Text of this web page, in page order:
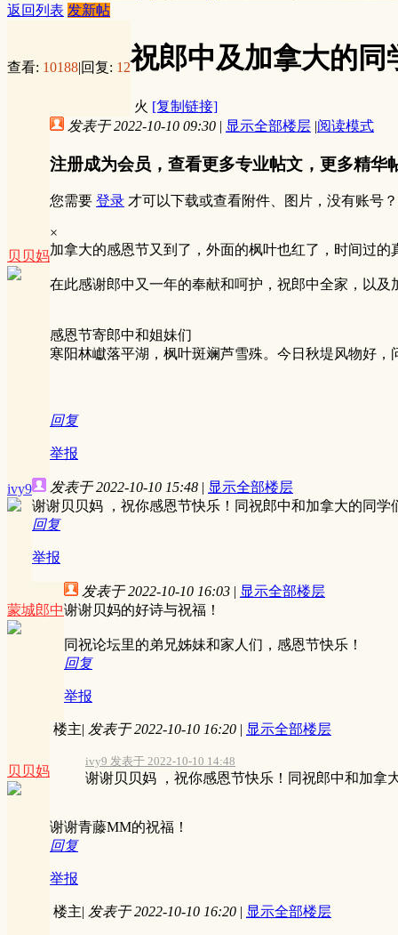
返回列表 发新帖
查看: 10188|回复: 12祝郎中及加拿大的同
火 [复制链接]
贝贝妈
发表于 2022-10-10 09:30 | 显示全部楼层 |阅读模式
注册成为会员，查看更多专业帖文，更多精华
您需要 登录 才可以下载或查看附件、图片，没有账号
×
加拿大的感恩节又到了，外面的枫叶也红了，时间过的
在此感谢郎中又一年的奉献和呵护，祝郎中全家，以
感恩节寄郎中和姐妹们
寒阳林巘落平湖，枫叶斑斓芦雪殊。今日秋堤风物好，
回复
举报
ivy9 发表于 2022-10-10 15:48 | 显示全部楼层
谢谢贝贝妈 ，祝你感恩节快乐！同祝郎中和加拿大的同学
回复
举报
蒙城郎中
发表于 2022-10-10 16:03 | 显示全部楼层
谢谢贝妈的好诗与祝福！
同祝论坛里的弟兄姊妹和家人们，感恩节快乐！
回复
举报
贝贝妈
楼主| 发表于 2022-10-10 16:20 | 显示全部楼层
ivy9 发表于 2022-10-10 14:48
谢谢贝贝妈 ，祝你感恩节快乐！同祝郎中和加拿
谢谢青藤MM的祝福！
回复
举报
楼主| 发表于 2022-10-10 16:20 | 显示全部楼层